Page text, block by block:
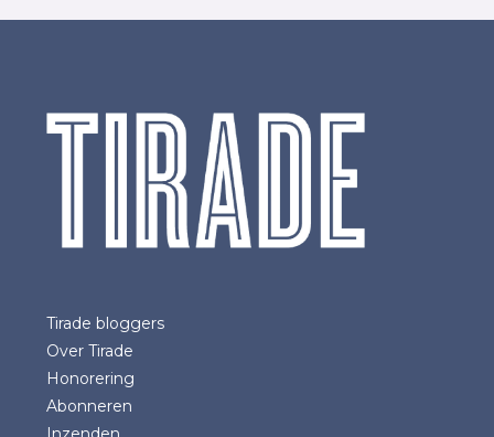
Tirade bloggers
Over Tirade
Honorering
Abonneren